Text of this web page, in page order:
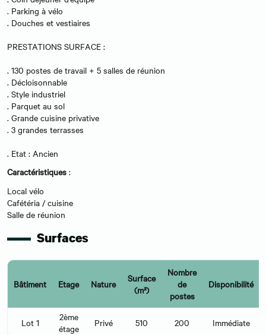
. Parking à vélo
. Douches et vestiaires
PRESTATIONS SURFACE :
. 130 postes de travail + 5 salles de réunion
. Décloisonnable
. Style industriel
. Parquet au sol
. Grande cuisine privative
. 3 grandes terrasses
. Etat : Ancien
Caractéristiques :
Local vélo
Cafétéria / cuisine
Salle de réunion
Surfaces
Bâtiment Etage Nature
Surface
(m²)
Nombre
de
postes
Disponibilité
Lot 1
2ème
étage
Privé 510 200 Immédiate